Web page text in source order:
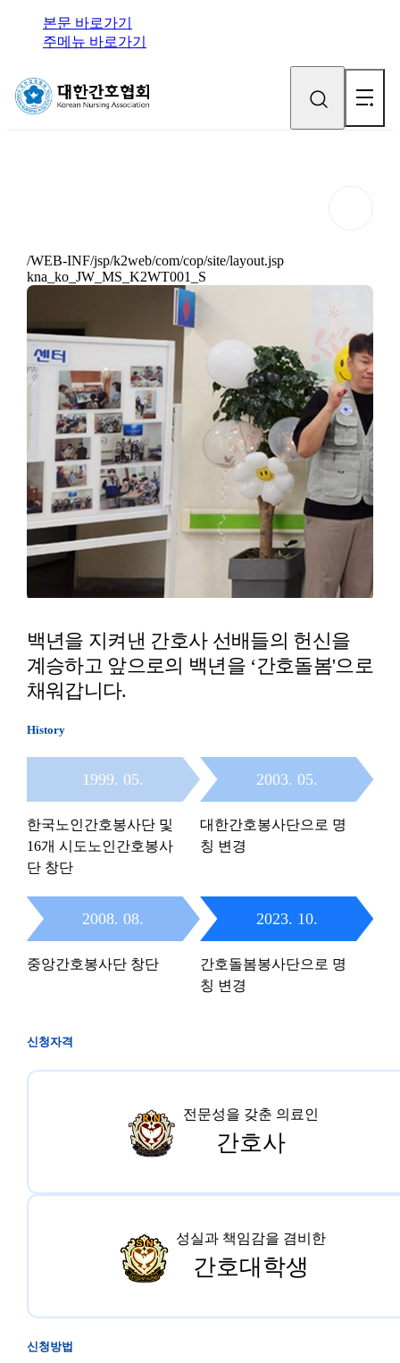
본문 바로가기
주메뉴 바로가기
/WEB-INF/jsp/k2web/com/cop/site/layout.jsp
kna_ko_JW_MS_K2WT001_S
백년을 지켜낸 간호사 선배들의 헌신을
계승하고 앞으로의 백년을 ‘간호돌봄'으로
채워갑니다.
History
1999. 05.
한국노인간호봉사단 및
16개 시도노인간호봉사
단 창단
2003. 05.
대한간호봉사단으로 명
칭 변경
2008. 08.
중앙간호봉사단 창단
2023. 10.
간호돌봄봉사단으로 명
칭 변경
신청자격
전문성을 갖춘 의료인
간호사
성실과 책임감을 겸비한
간호대학생
신청방법